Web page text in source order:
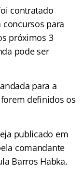
contratado
concursos para
próximos 3
pode ser
para a
definidos os
publicado em
comandante
Barros Habka.